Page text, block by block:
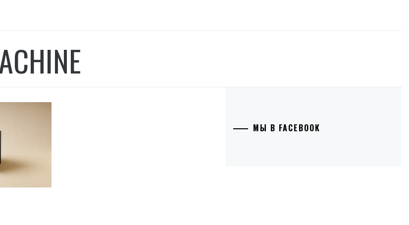
МЫ В FACEBOOK